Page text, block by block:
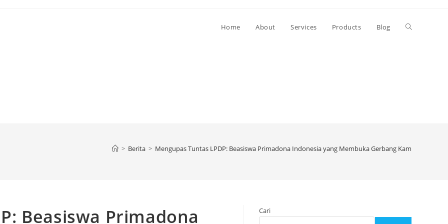
Home About Services Products Blog Toggle
> Berita > Mengupas Tuntas LPDP: Beasiswa Primadona Indonesia yang Membuka Gerbang Kampus Dunia
Beasiswa Primadona
Cari